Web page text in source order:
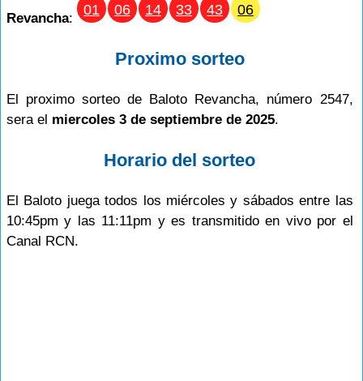
Revancha:
01 06 14 33 43 06
Proximo sorteo
El proximo sorteo de Baloto Revancha, número 2547,
sera el miercoles 3 de septiembre de 2025.
Horario del sorteo
El Baloto juega todos los miércoles y sábados entre las
10:45pm y las 11:11pm y es transmitido en vivo por el
Canal RCN.